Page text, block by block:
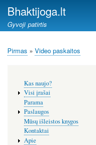
Bhaktijoga.lt
Gyvoji patirtis
Kelias
Pirmas Video paskaitos
meniu
Kas naujo?
Visi įrašai
Parama
Paslaugos
Mūsų išleistos knygos
Kontaktai
Apie